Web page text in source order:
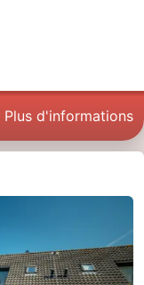
Plus d'informations